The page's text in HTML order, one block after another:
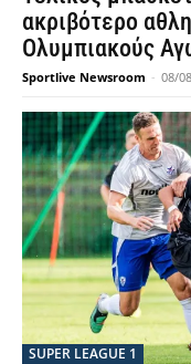
ακριβότερο
Ολυμπιακούς
Sportlive Newsroom - 08/
SUPER LEAGUE 1